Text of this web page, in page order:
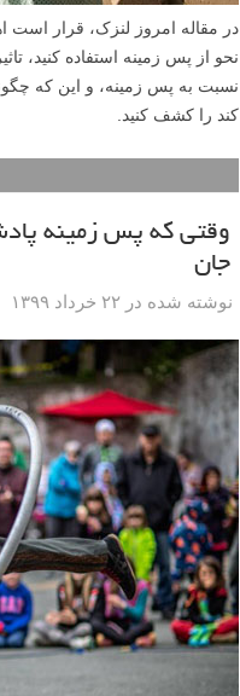
در مقاله امروز لنزک، قرار است
نحو از پس زمینه استفاده کنید،
نسبت به پس زمینه، و این که
کند را کشف کنید.
وقتی که پس زمینه
جان
نوشته شده در ۲۲ خرداد ۱۳۹۹